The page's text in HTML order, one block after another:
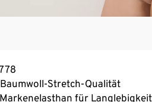
Stretch-Qualität
für